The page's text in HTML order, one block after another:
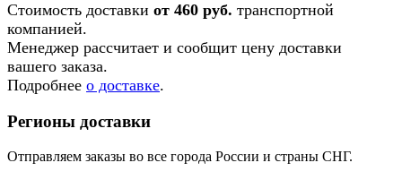
Стоимость доставки от 460 руб. транспортной
компанией.
Менеджер рассчитает и сообщит цену доставки
вашего заказа.
Подробнее о доставке.
Регионы доставки
Отправляем заказы во все города России и страны СНГ.